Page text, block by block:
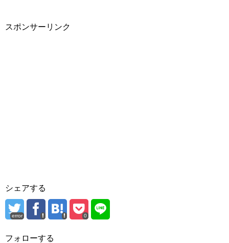
スポンサーリンク
シェアする
error 0
フォローする